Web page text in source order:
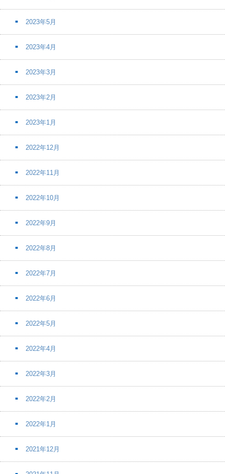
2023年5月
2023年4月
2023年3月
2023年2月
2023年1月
2022年12月
2022年11月
2022年10月
2022年9月
2022年8月
2022年7月
2022年6月
2022年5月
2022年4月
2022年3月
2022年2月
2022年1月
2021年12月